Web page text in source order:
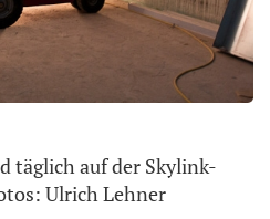
täglich auf der Skylink-
Ulrich Lehner